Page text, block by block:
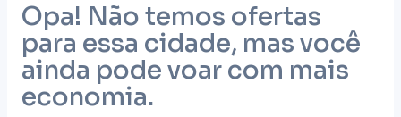
Opa! Não temos ofertas
para essa cidade, mas você
ainda pode voar com mais
economia.